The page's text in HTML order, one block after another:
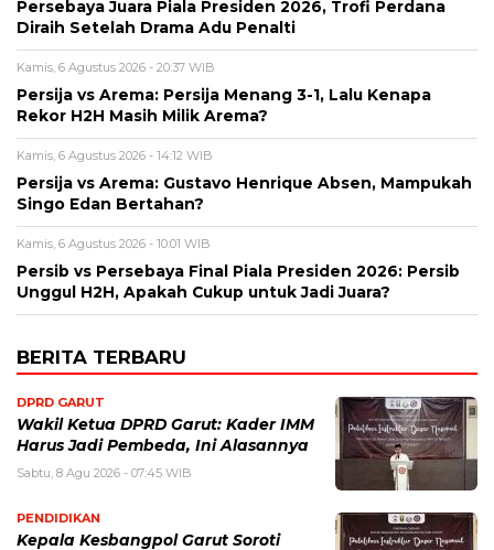
Persebaya Juara Piala Presiden 2026, Trofi Perdana
Diraih Setelah Drama Adu Penalti
Kamis, 6 Agustus 2026 - 20:37 WIB
Persija vs Arema: Persija Menang 3-1, Lalu Kenapa
Rekor H2H Masih Milik Arema?
Kamis, 6 Agustus 2026 - 14:12 WIB
Persija vs Arema: Gustavo Henrique Absen, Mampukah
Singo Edan Bertahan?
Kamis, 6 Agustus 2026 - 10:01 WIB
Persib vs Persebaya Final Piala Presiden 2026: Persib
Unggul H2H, Apakah Cukup untuk Jadi Juara?
BERITA TERBARU
DPRD GARUT
Wakil Ketua DPRD Garut: Kader IMM
Harus Jadi Pembeda, Ini Alasannya
Sabtu, 8 Agu 2026 - 07:45 WIB
PENDIDIKAN
Kepala Kesbangpol Garut Soroti